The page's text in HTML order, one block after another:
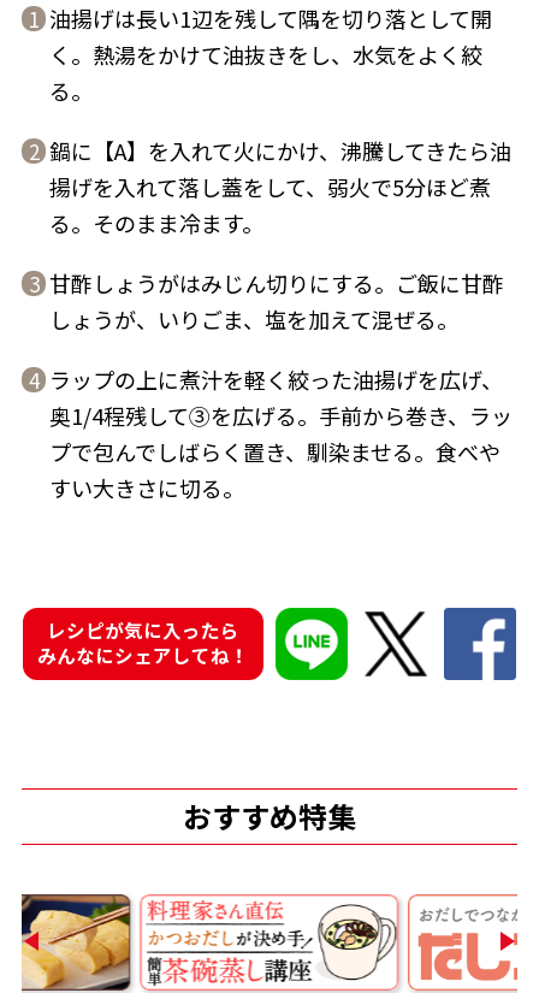
新鮮一番 『氷熟®』
鰹節屋の
だしパック
新鮮一番
氷熟®︎
1 油揚げは長い1辺を残して隅を切り落として開
く。熱湯をかけて油抜きをし、水気をよく絞
る。
2 鍋に【A】を入れて火にかけ、沸騰してきたら油
揚げを入れて落し蓋をして、弱火で5分ほど煮
る。そのまま冷ます。
3 甘酢しょうがはみじん切りにする。ご飯に甘酢
しょうが、いりごま、塩を加えて混ぜる。
4 ラップの上に煮汁を軽く絞った油揚げを広げ、
奥1/4程残して③を広げる。手前から巻き、ラッ
プで包んでしばらく置き、馴染ませる。食べや
すい大きさに切る。
レシピが気に入ったら
みんなにシェアしてね！
おすすめ特集